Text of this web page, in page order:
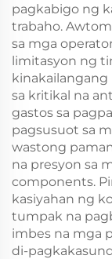
pagkabigo ng
trabaho.
sa mga
limitasyon ng
sa kritikal na
gastos sa
pagsusuot sa
wastong
na presyon sa
components.
kasiyahan ng
tumpak na
imbes na mga
di-